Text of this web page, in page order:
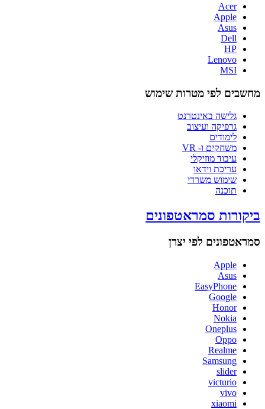
Acer
Apple
Asus
Dell
HP
Lenovo
MSI
מחשבים לפי מטרות שימוש
גלישה באינטרנט
גרפיקה ועיצוב
לימודים
משחקים ו- VR
עיבוד מוזיקלי
עריכת וידאו
שימוש משרדי
תוכנה
ביקורות סמראטפונים
סמראטפונים לפי יצרן
Apple
Asus
EasyPhone
Google
Honor
Nokia
Oneplus
Oppo
Realme
Samsung
slider
victurio
vivo
xiaomi